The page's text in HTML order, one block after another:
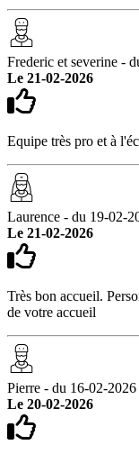
Frederic et severine -
Le 21-02-2026
Equipe très pro et à
Laurence - du 19-02-
Le 21-02-2026
Très bon accueil.
de votre accueil
Pierre - du 16-02-
Le 20-02-2026